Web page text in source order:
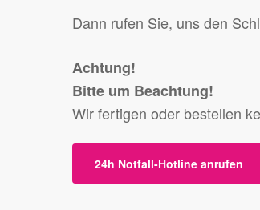
Dann rufen Sie, uns den
Achtung!
Bitte um Beachtung!
Wir fertigen oder bestellen
24h Notfall-Hotline anrufen